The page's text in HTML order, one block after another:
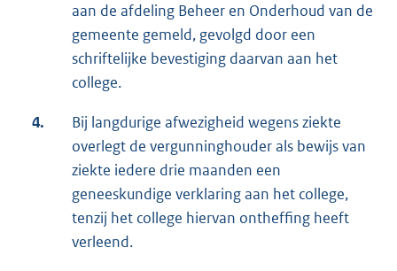
aan de afdeling Beheer en Onderhoud van de
gemeente gemeld, gevolgd door een
schriftelijke bevestiging daarvan aan het
college.
4.
Bij langdurige afwezigheid wegens ziekte
overlegt de vergunninghouder als bewijs van
ziekte iedere drie maanden een
geneeskundige verklaring aan het college,
tenzij het college hiervan ontheffing heeft
verleend.